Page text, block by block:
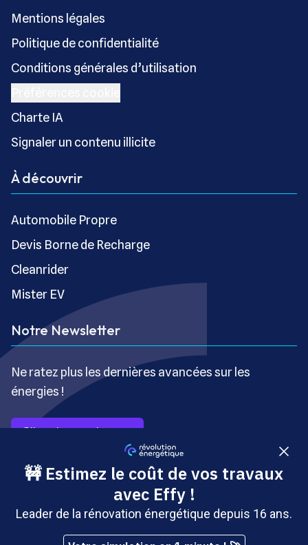
Mentions légales
Politique de confidentialité
Conditions générales d’utilisation
Charte IA
Signaler un contenu illicite
À découvrir
Automobile Propre
Devis Borne de Recharge
Cleanrider
Mister EV
Notre Newsletter
Ne ratez plus les dernières avancées sur les
énergies !
S’inscrire gratuitement
Copyright © Révolution Énergétique - Tous droits réservés
- Site édité par Saabre SAS, une société du groupe
Brakson